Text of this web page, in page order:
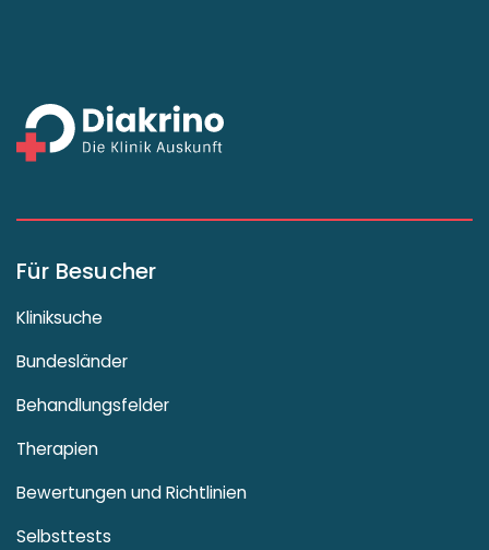
Für Besucher
Kliniksuche
Bundesländer
Behandlungsfelder
Therapien
Bewertungen und Richtlinien
Selbsttests